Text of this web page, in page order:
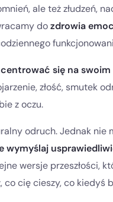
ale też złudzeń,
dozdrowia
się na swoim
złość, smutek
z oczu.
odruch. Jednak nie
wymyślaj
wersje przeszłości,
co cię cieszy, co kiedyś